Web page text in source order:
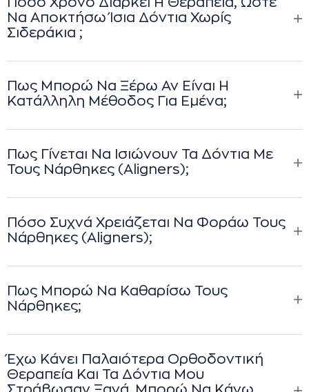
Να Αποκτήσω Ίσια Δόντια Χωρίς
Σιδεράκια ;
Πως Μπορώ Να Ξέρω Αν Είναι Η
Κατάλληλη Μέθοδος Για Εμένα;
Πως Γίνεται Να Ισιώνουν Τα Δόντια Με
Τους Νάρθηκες (aligners);
Πόσο Συχνά Χρειάζεται Να Φοράω Τους
Νάρθηκες (aligners);
Πως Μπορώ Να Καθαρίσω Τους
Νάρθηκες;
Έχω Κάνει Παλαιότερα Ορθοδοντική
Θεραπεία Και Τα Δόντια Μου